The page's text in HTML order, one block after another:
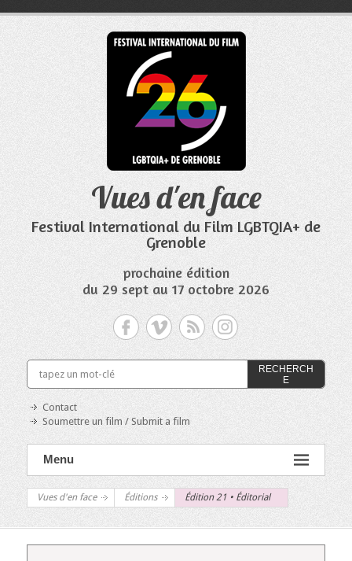
Vues d'en face
Festival International du Film LGBTQIA+ de
Grenoble
prochaine édition
du 29 sept au 17 octobre 2026
RECHERCH
E
Contact
Soumettre un film / Submit a film
Menu
Vues d'en face Éditions Édition 21 • Éditorial